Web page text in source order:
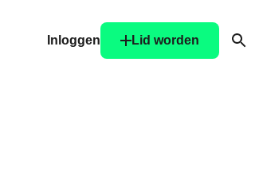
Inloggen
Lid worden